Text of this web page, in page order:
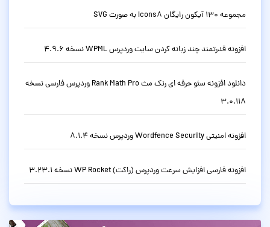
مجموعه 130 آیکون رایگان Icons8 به صورت SVG
افزونه قدرتمند چند زبانه کردن سایت وردپرس WPML نسخه 4.9.6
دانلود افزونه سئو حرفه ای رنک مث Rank Math Pro وردپرس فارسی نسخه
3.0.118
افزونه امنیتی Wordfence Security وردپرس نسخه 8.1.4
افزونه فارسی افزایش سرعت وردپرس (راکت) WP Rocket نسخه 3.23.1